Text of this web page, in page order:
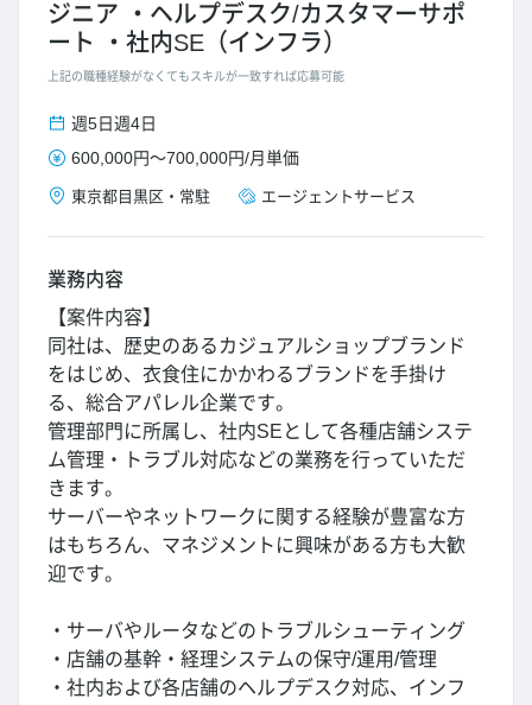
ジニア
ヘルプデスク/カスタマーサポ
ート
社内SE（インフラ）
上記の職種経験がなくてもスキルが一致すれば応募可能
週5日週4日
600,000円～700,000円/月単価
東京都 目黒区 ・ 常駐 エージェントサービス
業務内容
【案件内容】
同社は、歴史のあるカジュアルショップブランド
をはじめ、衣食住にかかわるブランドを手掛け
る、総合アパレル企業です。
管理部門に所属し、社内SEとして各種店舗システ
ム管理・トラブル対応などの業務を行っていただ
きます。
サーバーやネットワークに関する経験が豊富な方
はもちろん、マネジメントに興味がある方も大歓
迎です。
・サーバやルータなどのトラブルシューティング
・店舗の基幹・経理システムの保守/運用/管理
・社内および各店舗のヘルプデスク対応、インフ